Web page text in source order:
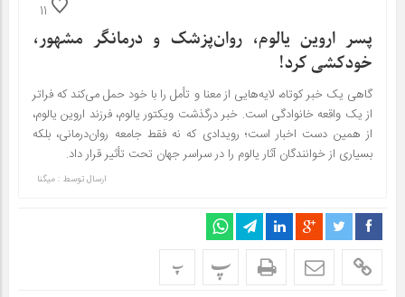
11
پسر اروین یالوم، روان‌پزشک و درمانگر مشهور،
خودکشی کرد!
گاهی یک خبر کوتاه، لایه‌هایی از معنا و تأمل را با خود حمل می‌کند که فراتر
از یک واقعه خانوادگی است. خبر درگذشت ویکتور یالوم، فرزند اروین یالوم،
از همین دست اخبار است؛ رویدادی که نه فقط جامعه روان‌درمانی، بلکه
بسیاری از خوانندگان آثار یالوم را در سراسر جهان تحت تأثیر قرار داد.
ارسال توسط : میگنا
پ پ